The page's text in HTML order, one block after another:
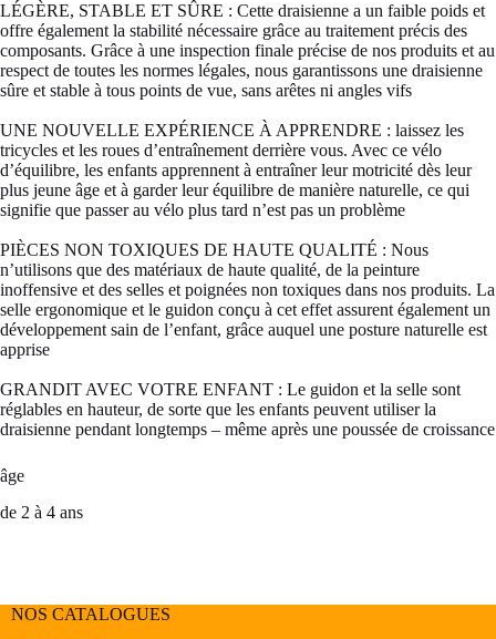
LÉGÈRE, STABLE ET SÛRE : Cette draisienne a un faible poids et
offre également la stabilité nécessaire grâce au traitement précis des
composants. Grâce à une inspection finale précise de nos produits et au
respect de toutes les normes légales, nous garantissons une draisienne
sûre et stable à tous points de vue, sans arêtes ni angles vifs
UNE NOUVELLE EXPÉRIENCE À APPRENDRE : laissez les
tricycles et les roues d’entraînement derrière vous. Avec ce vélo
d’équilibre, les enfants apprennent à entraîner leur motricité dès leur
plus jeune âge et à garder leur équilibre de manière naturelle, ce qui
signifie que passer au vélo plus tard n’est pas un problème
PIÈCES NON TOXIQUES DE HAUTE QUALITÉ : Nous
n’utilisons que des matériaux de haute qualité, de la peinture
inoffensive et des selles et poignées non toxiques dans nos produits. La
selle ergonomique et le guidon conçu à cet effet assurent également un
développement sain de l’enfant, grâce auquel une posture naturelle est
apprise
GRANDIT AVEC VOTRE ENFANT : Le guidon et la selle sont
réglables en hauteur, de sorte que les enfants peuvent utiliser la
draisienne pendant longtemps – même après une poussée de croissance
âge
de 2 à 4 ans
NOS CATALOGUES